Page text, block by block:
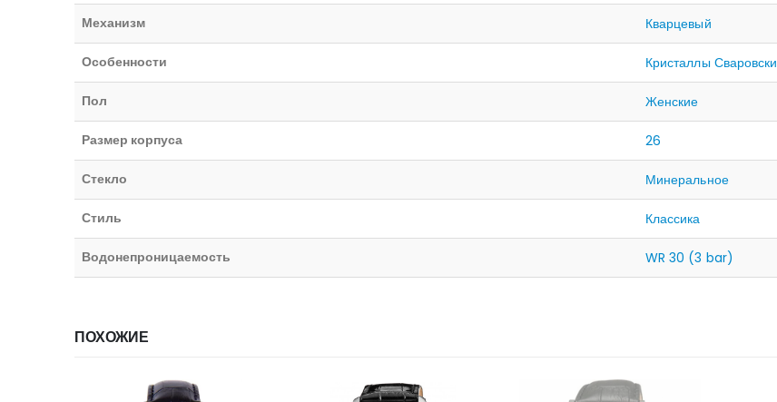
Механизм Кварцевый
Особенности Кристаллы Сваровски
Пол Женские
Размер корпуса 26
Стекло Минеральное
Стиль Классика
Водонепроницаемость WR 30 (3 bar)
ПОХОЖИЕ